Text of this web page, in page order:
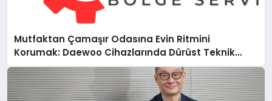
Mutfaktan Çamaşır Odasına Evin Ritmini
Korumak: Daewoo Cihazlarında Dürüst Teknik
Destek Deneyimi